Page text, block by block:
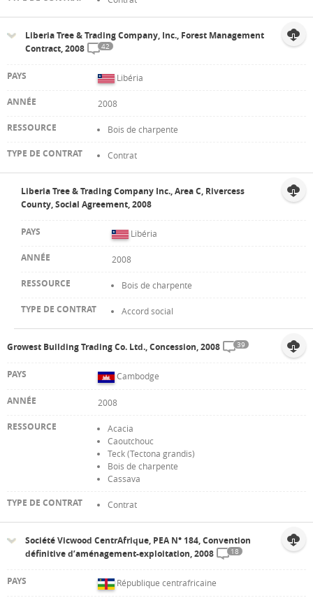
Liberia Tree & Trading Company, Inc., Forest Management
Contract, 2008
42
Libéria
2008
Bois de charpente
Contrat
Liberia Tree & Trading Company Inc., Area C, Rivercess
County, Social Agreement, 2008
Libéria
2008
Bois de charpente
Accord social
Growest Building Trading Co. Ltd., Concession, 2008 39
Cambodge
2008
Acacia
Caoutchouc
Teck (Tectona grandis)
Bois de charpente
Cassava
Contrat
Société Vicwood CentrAfrique, PEA N° 184, Convention
définitive d’aménagement-exploitation, 2008
18
République centrafricaine